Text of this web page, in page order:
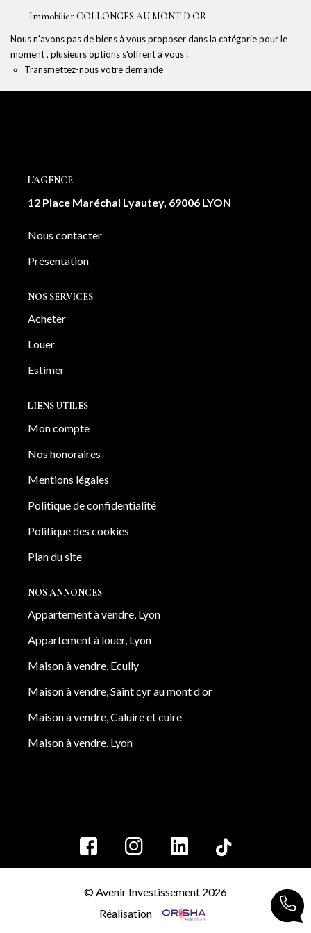
NOTRE AGENCE
Notre équipe
Notre actu
Notre magazine
Immobilier COLLONGES AU MONT D OR
Nous n'avons pas de biens à vous proposer dans la catégorie pour le
moment , plusieurs options s'offrent à vous :
Transmettez-nous votre demande
L'AGENCE
12 Place Maréchal Lyautey, 69006 LYON
Nous contacter
Présentation
NOS SERVICES
Acheter
Louer
Estimer
LIENS UTILES
Mon compte
Nos honoraires
Mentions légales
Politique de confidentialité
Politique des cookies
Plan du site
NOS ANNONCES
Appartement à vendre, Lyon
Appartement à louer, Lyon
Maison à vendre, Ecully
Maison à vendre, Saint cyr au mont d or
Maison à vendre, Caluire et cuire
Maison à vendre, Lyon
© Avenir Investissement 2026
Réalisation